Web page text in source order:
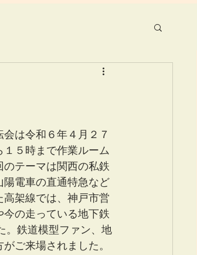
会は令和６年４月２７
１５時まで作業ルーム
のテーマは関西の私鉄
電車の直通特急など
高架線では、神戸市営
の走っている地下鉄
。鉄道模型ファン、地
ご来場されました。